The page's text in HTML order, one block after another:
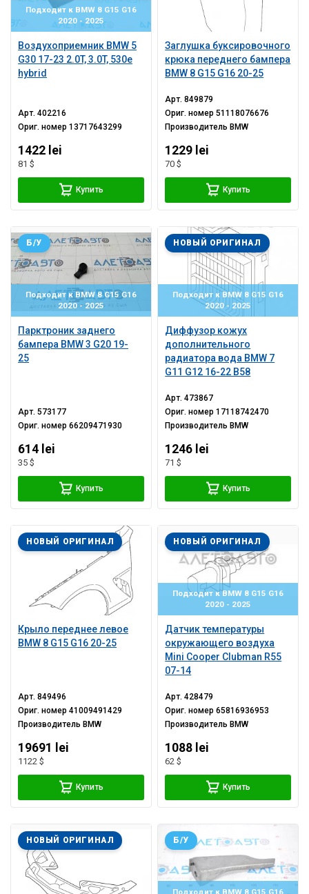
Подходит к BMW 8 G15 G16
2020 - 2025
Воздухоприемник BMW 5
G30 17-23 2.0T, 3.0T, 530e
hybrid
Арт.402216
Ориг. номер13717643299
1422 lei
81 $
Купить
Заглушка буксировочного
крюка переднего бампера
BMW 8 G15 G16 20-25
Арт.849879
Ориг. номер51118076676
ПроизводительBMW
1229 lei
70 $
Купить
Подходит к BMW 8 G15 G16
2020 - 2025
Парктроник заднего
бампера BMW 3 G20 19-
25
Б/У
Арт.573177
Ориг. номер66209471930
614 lei
35 $
Купить
Подходит к BMW 8 G15 G16
2020 - 2025
Диффузор кожух
дополнительного
радиатора вода BMW 7
G11 G12 16-22 B58
НОВЫЙ ОРИГИНАЛ
Арт.473867
Ориг. номер17118742470
ПроизводительBMW
1246 lei
71 $
Купить
Крыло переднее левое
BMW 8 G15 G16 20-25
НОВЫЙ ОРИГИНАЛ
Арт.849496
Ориг. номер41009491429
ПроизводительBMW
19691 lei
1122 $
Купить
Подходит к BMW 8 G15 G16
2020 - 2025
Датчик температуры
окружающего воздуха
Mini Cooper Clubman R55
07-14
НОВЫЙ ОРИГИНАЛ
Арт.428479
Ориг. номер65816936953
ПроизводительBMW
1088 lei
62 $
Купить
НОВЫЙ ОРИГИНАЛ
Подходит к BMW 8 G15 G16
Б/У